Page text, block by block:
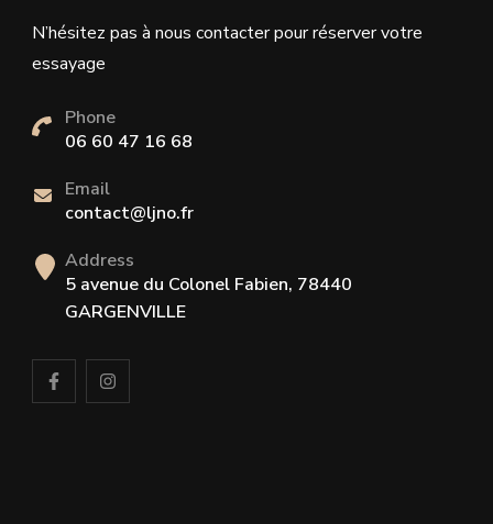
N’hésitez pas à nous contacter pour réserver votre
essayage
Phone
06 60 47 16 68
Email
contact@ljno.fr
Address
5 avenue du Colonel Fabien, 78440
GARGENVILLE